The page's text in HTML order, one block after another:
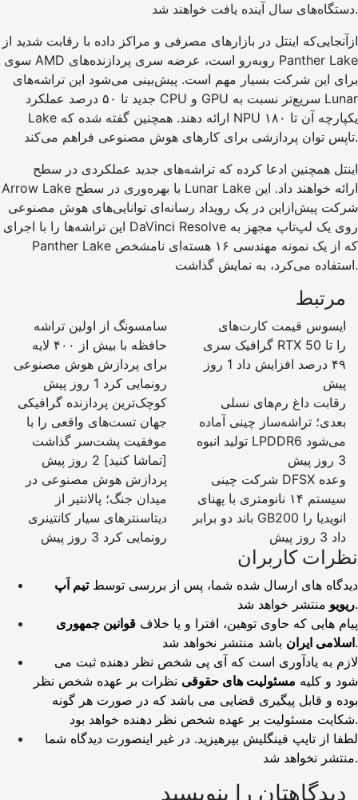
دستگاه‌های سال آینده یافت خواهند شد.
ازآنجایی‌که اینتل در بازارهای مصرفی و مراکز داده با رقابت شدید از
سوی AMD روبه‌رو است، عرضه سری پردازنده‌های Panther Lake
برای این شرکت بسیار مهم است. پیش‌بینی می‌شود این تراشه‌های
جدید تا ۵۰ درصد عملکرد CPU و GPU سریع‌تر نسبت به Lunar
Lake ارائه دهند. همچنین گفته شده که NPU یکپارچه آن تا ۱۸۰
تاپس توان پردازشی برای کارهای هوش مصنوعی فراهم می‌کند.
اینتل همچنین ادعا کرده که تراشه‌های جدید عملکردی در سطح
Arrow Lake با بهره‌وری در سطح Lunar Lake ارائه خواهند داد. این
شرکت پیش‌ازاین در یک رویداد رسانه‌ای توانایی‌های هوش مصنوعی
این تراشه‌ها را با اجرای DaVinci Resolve روی یک لپ‌تاپ مجهز به
Panther Lake که از یک نمونه مهندسی ۱۶ هسته‌ای نامشخص
استفاده می‌کرد، به نمایش گذاشت.
مرتبط
سامسونگ از اولین تراشه
حافظه با بیش از ۴۰۰ لایه
برای پردازش هوش مصنوعی
رونمایی کرد 1 روز پیش
ایسوس قیمت کارت‌های
گرافیک سری RTX 50 را تا
۴۹ درصد افزایش داد
1 روز
پیش
کوچک‌ترین پردازنده گرافیکی
جهان تست‌های واقعی را با
موفقیت پشت‌سر گذاشت
[تماشا کنید] 2 روز پیش
رقابت داغ رم‌های نسلی
بعدی؛ تراشه‌ساز چینی آماده‌
تولید انبوه LPDDR6 می‌شود
3 روز پیش
پردازش هوش مصنوعی در
میدان جنگ؛ پالانتیر از
دیتاسنترهای سیار کانتینری
رونمایی کرد 3 روز پیش
شرکت چینی DFSX وعده
سیستم ۱۴ نانومتری با پهنای
باند دو برابر GB200 انویدیا را
داد 3 روز پیش
نظرات کاربران
دیدگاه های ارسال شده شما، پس از بررسی توسطتیم اَپ
ریویومنتشر خواهد شد.
پیام هایی که حاوی توهین، افترا و یا خلاف قوانین جمهوری
اسلامی ایرانباشد منتشر نخواهد شد.
لازم به یادآوری است که آی پی شخص نظر دهنده ثبت می
شود و کلیه مسئولیت های حقوقی نظرات بر عهده شخص نظر
بوده و قابل پیگیری قضایی می باشد که در صورت هر گونه
شکایت مسئولیت بر عهده شخص نظر دهنده خواهد بود.
لطفا از تایپ فینگلیش بپرهیزید. در غیر اینصورت دیدگاه شما
منتشر نخواهد شد.
دیدگاهتان را بنویسید